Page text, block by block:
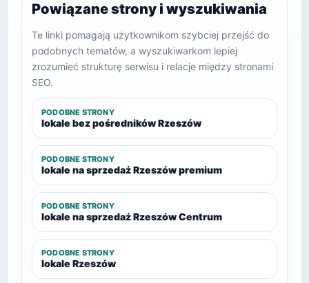
Powiązane strony i wyszukiwania
Te linki pomagają użytkownikom szybciej przejść do
podobnych tematów, a wyszukiwarkom lepiej
zrozumieć strukturę serwisu i relacje między stronami
SEO.
PODOBNE STRONY
lokale bez pośredników Rzeszów
PODOBNE STRONY
lokale na sprzedaż Rzeszów premium
PODOBNE STRONY
lokale na sprzedaż Rzeszów Centrum
PODOBNE STRONY
lokale Rzeszów